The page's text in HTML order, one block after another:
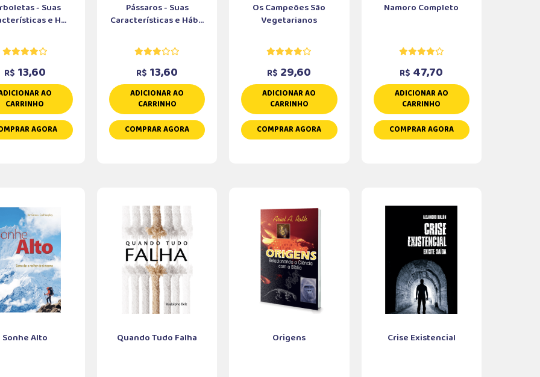
- Suas
e H...
R$ 13,60
AO
CARRINHO
AGORA
Pássaros - Suas
Características e Háb...
R$ 13,60
ADICIONAR AO
CARRINHO
COMPRAR AGORA
Os Campeões São
Vegetarianos
R$ 29,60
ADICIONAR AO
CARRINHO
COMPRAR AGORA
Namoro Completo
R$ 47,70
ADICIONAR AO
CARRINHO
COMPRAR AGORA
Sonhe Alto Quando Tudo Falha Origens Crise Existencial